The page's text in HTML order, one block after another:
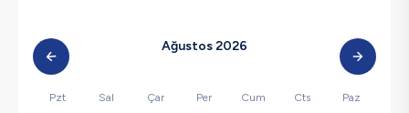
Ağustos 2026
Pzt Sal Çar Per Cum Cts Paz